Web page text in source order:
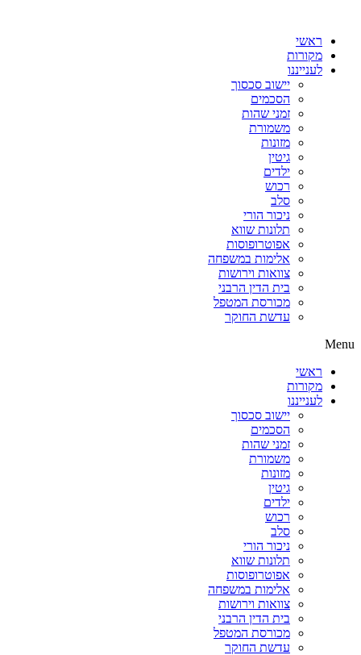
ראשי
מקורות
לענייננו
יישוב סכסוך
הסכמים
זמני שהות
משמורת
מזונות
גיטין
ילדים
רכוש
סלב
ניכור הורי
תלונות שווא
אפוטרופוסות
אלימות במשפחה
צוואות וירושות
בית הדין הרבני
מכורסת המטפל
עדשת החוקר
Menu
ראשי
מקורות
לענייננו
יישוב סכסוך
הסכמים
זמני שהות
משמורת
מזונות
גיטין
ילדים
רכוש
סלב
ניכור הורי
תלונות שווא
אפוטרופוסות
אלימות במשפחה
צוואות וירושות
בית הדין הרבני
מכורסת המטפל
עדשת החוקר